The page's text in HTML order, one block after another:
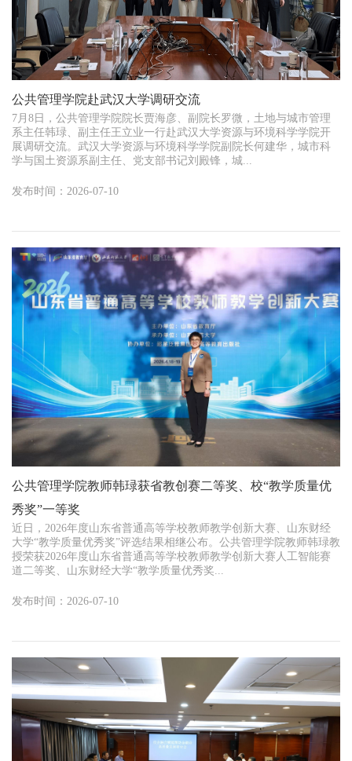
公共管理学院赴武汉大学调研交流
7月8日，公共管理学院院长贾海彦、副院长罗微，土地与城市管理
系主任韩琭、副主任王立业一行赴武汉大学资源与环境科学学院开
展调研交流。武汉大学资源与环境科学学院副院长何建华，城市科
学与国土资源系副主任、党支部书记刘殿锋，城...
发布时间：2026-07-10
公共管理学院教师韩琭获省教创赛二等奖、校“教学质量优
秀奖”一等奖
近日，2026年度山东省普通高等学校教师教学创新大赛、山东财经
大学“教学质量优秀奖”评选结果相继公布。公共管理学院教师韩琭教
授荣获2026年度山东省普通高等学校教师教学创新大赛人工智能赛
道二等奖、山东财经大学“教学质量优秀奖...
发布时间：2026-07-10